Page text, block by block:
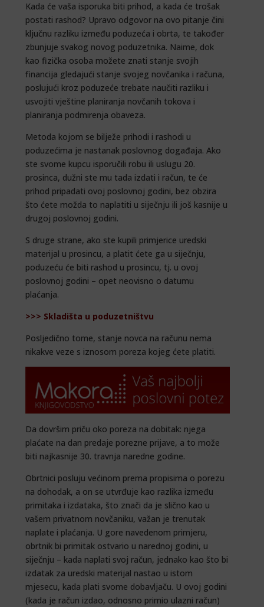
Kada će vaša isporuka biti prihod, a kada će trošak
postati rashod? Upravo odgovor na ovo pitanje čini
ključnu razliku između poduzeća i obrta, te također
zbunjuje svakog novog poduzetnika. Naime, dok
kao fizička osoba možete znati stanje svojih
financija gledajući stanje svojeg novčanika i računa,
poslujući kroz poduzeće trebate naučiti razliku i
usvojiti vještine planiranja novčanih tokova i
planiranja podmirenja obaveza.
Metoda kojom se bilježe prihodi i rashodi u
poduzećima je nastanak poslovnog događaja. Ako
ste svome kupcu isporučili robu ili uslugu 20.
prosinca, dužni ste mu tada izdati i račun, te će
prihod pripadati ovoj poslovnoj godini, bez obzira
što ćete možda to naplatiti u siječnju ili još kasnije u
drugoj poslovnoj godini.
S druge strane, ako ste kupili primjerice uredski
materijal u prosincu, a platit ćete ga u siječnju,
poduzeću će biti rashod u prosincu, tj. u ovoj
poslovnoj godini – opet neovisno o datumu
plaćanja.
>>> Skladišta u poduzetništvu
Posljedično tome, stanje novca na računu nema
nikakve veze s iznosom poreza kojeg ćete platiti.
Da dovršim priču oko poreza na dobitak: njega
plaćate na dan predaje porezne prijave, a to može
biti najkasnije 30. travnja naredne godine.
Obrtnici posluju većinom prema propisima o porezu
na dohodak, a on se utvrđuje kao razlika između
primitaka i izdataka, što znači da je slično kao u
vašem privatnom novčaniku, važan je trenutak
naplate i plaćanja. U gore navedenom primjeru,
obrtnik bi primitak ostvario u narednoj godini, u
siječnju – kada naplati svoj račun, jednako kao što bi
izdatak za uredski materijal nastao u istom
mjesecu, kada plati svome dobavljaču. U ovoj godini
(kada je račun izdao, odnosno primio ulazni račun)